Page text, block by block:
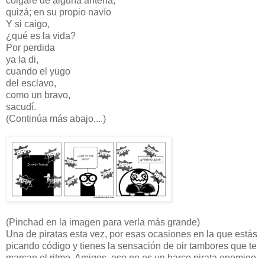
quizá; en su propio navío
Y si caigo,
¿qué es la vida?
Por perdida
ya la di,
cuando el yugo
del esclavo,
como un bravo,
sacudí.
(Continúa más abajo....)
(Pinchad en la imagen para verla más grande)
Una de piratas esta vez, por esas ocasiones en la que estás
picando código y tienes la sensación de oir tambores que te